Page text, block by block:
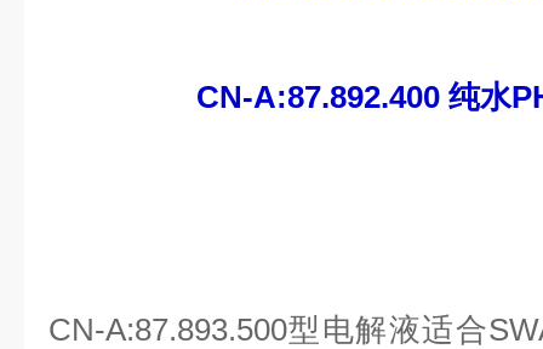
CN-A:87.892.400 纯水
CN-A:87.893.500型电解液适合